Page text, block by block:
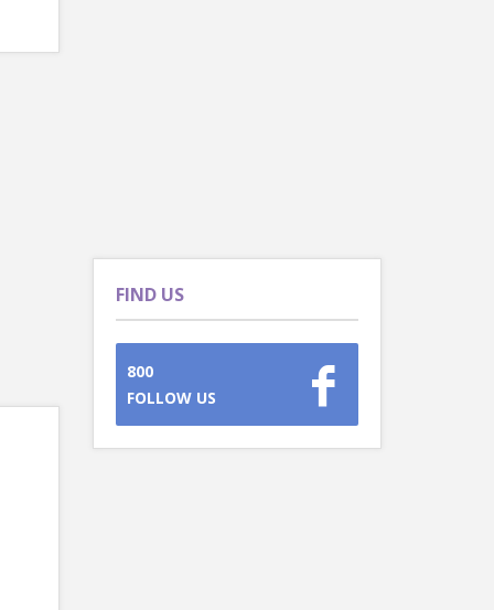
FIND US
800
FOLLOW US